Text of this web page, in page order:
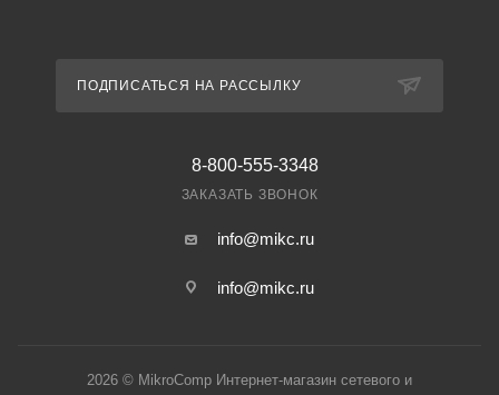
ПОДПИСАТЬСЯ НА РАССЫЛКУ
8-800-555-3348
ЗАКАЗАТЬ ЗВОНОК
info@mikc.ru
info@mikc.ru
2026 © MikroComp Интернет-магазин сетевого и